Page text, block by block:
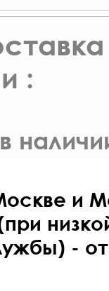
:
и
-